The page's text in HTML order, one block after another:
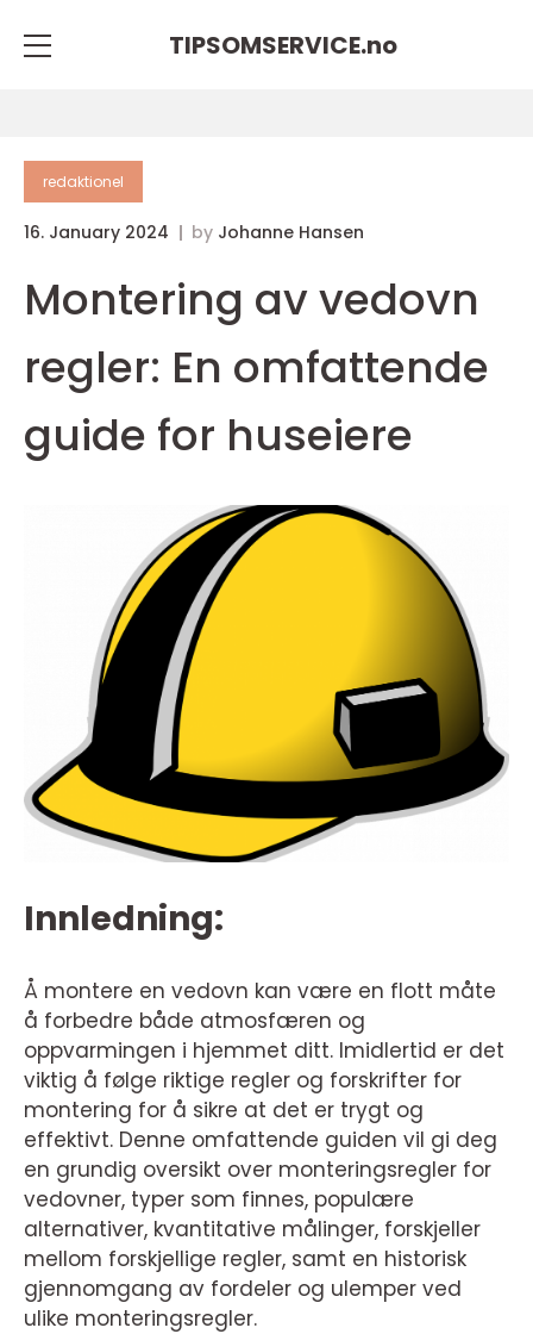
TIPSOMSERVICE.no
redaktionel
16. January 2024 by Johanne Hansen
Montering av vedovn
regler: En omfattende
guide for huseiere
Innledning:
Å montere en vedovn kan være en flott måte
å forbedre både atmosfæren og
oppvarmingen i hjemmet ditt. Imidlertid er det
viktig å følge riktige regler og forskrifter for
montering for å sikre at det er trygt og
effektivt. Denne omfattende guiden vil gi deg
en grundig oversikt over monteringsregler for
vedovner, typer som finnes, populære
alternativer, kvantitative målinger, forskjeller
mellom forskjellige regler, samt en historisk
gjennomgang av fordeler og ulemper ved
ulike monteringsregler.